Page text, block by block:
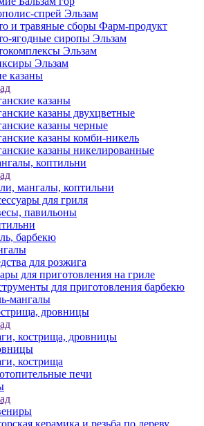
спрей Эльзам
и травяные сборы Фарм-продукт
ягодные сиропы Эльзам
Эльзам
Эльзам
казаны
казаны
казаны двухцветные
казаны черные
казаны комби-никель
казаны никелированные
коптильни
мангалы, коптильни
для гриля
павильоны
барбекю
для розжига
для приготовления на гриле
для приготовления барбекю
мангалы
дровницы
кострища, дровницы
кострища
печи
керамика и резьба по дереву